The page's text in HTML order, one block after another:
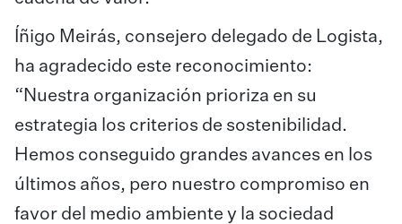
Íñigo Meirás, consejero delegado de Logista,
ha agradecido este reconocimiento:
“Nuestra organización prioriza en su
estrategia los criterios de sostenibilidad.
Hemos conseguido grandes avances en los
últimos años, pero nuestro compromiso en
favor del medio ambiente y la sociedad